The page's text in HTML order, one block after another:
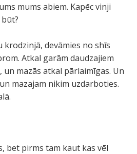
mums abiem. Kapēc vinji
krodzinjā, devāmies no shīs
Atkal garām daudzajiem
un mazās atkal pārlaimīgas. Un
mazajam nikim uzdarboties.
bet pirms tam kaut kas vēl